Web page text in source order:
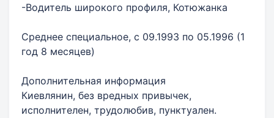
-Водитель широкого профиля, Котюжанка
Среднее специальное, с 09.1993 по 05.1996 (1
год 8 месяцев)
Дополнительная информация
Киевлянин, без вредных привычек,
исполнителен, трудолюбив, пунктуален.